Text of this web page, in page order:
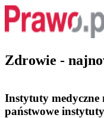
Zdrowie -
Instytuty medyczne
państwowe